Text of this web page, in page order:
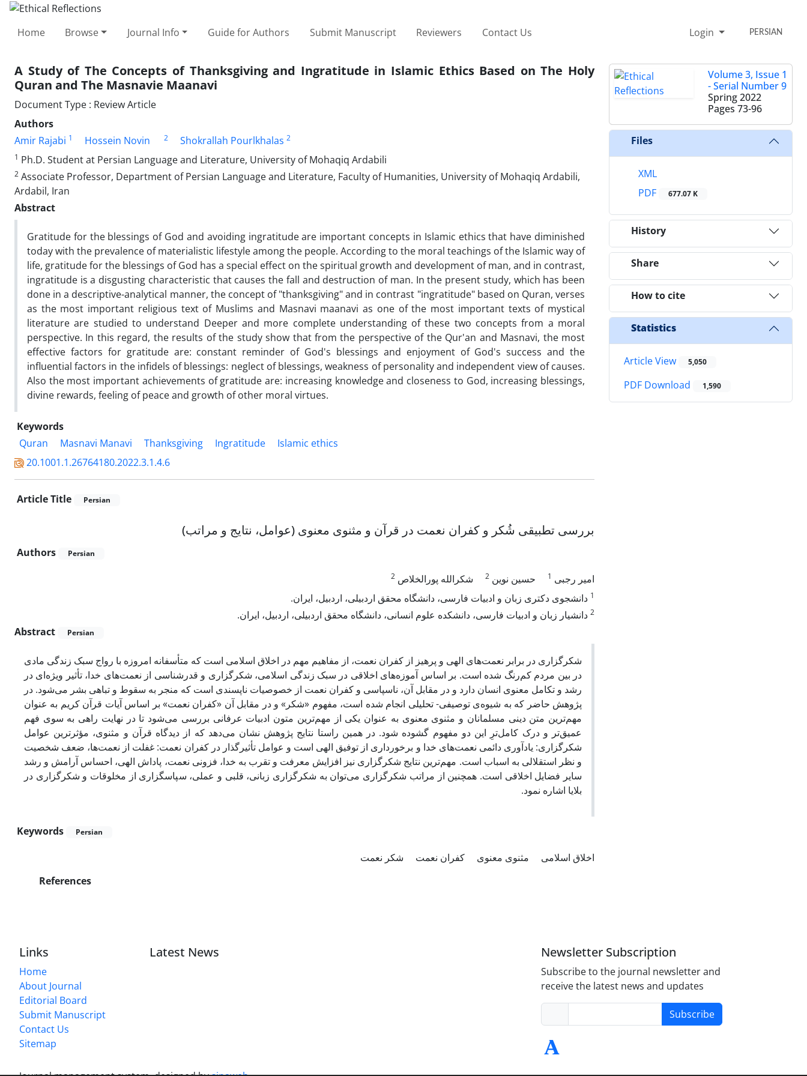
Home Browse Journal Info Guide for Authors Submit Manuscript Reviewers Contact Us Login PERSIAN
A Study of The Concepts of Thanksgiving and Ingratitude in Islamic Ethics Based on The Holy
Quran and The Masnavie Maanavi
Document Type : Review Article
Authors
Amir Rajabi 1 Hossein Novin 2 Shokrallah Pourlkhalas 2
1 Ph.D. Student at Persian Language and Literature, University of Mohaqiq Ardabili
2 Associate Professor, Department of Persian Language and Literature, Faculty of Humanities, University of Mohaqiq Ardabili,
Ardabil, Iran
Abstract
Gratitude for the blessings of God and avoiding ingratitude are important concepts in Islamic ethics that have diminished
today with the prevalence of materialistic lifestyle among the people. According to the moral teachings of the Islamic way of
life, gratitude for the blessings of God has a special effect on the spiritual growth and development of man, and in contrast,
ingratitude is a disgusting characteristic that causes the fall and destruction of man. In the present study, which has been
done in a descriptive-analytical manner, the concept of "thanksgiving" and in contrast "ingratitude" based on Quran, verses
as the most important religious text of Muslims and Masnavi maanavi as one of the most important texts of mystical
literature are studied to understand Deeper and more complete understanding of these two concepts from a moral
perspective. In this regard, the results of the study show that from the perspective of the Qur'an and Masnavi, the most
effective factors for gratitude are: constant reminder of God's blessings and enjoyment of God's success and the
influential factors in the infidels of blessings: neglect of blessings, weakness of personality and independent view of causes.
Also the most important achievements of gratitude are: increasing knowledge and closeness to God, increasing blessings,
divine rewards, feeling of peace and growth of other moral virtues.
Keywords
Quran
Masnavi Manavi Thanksgiving Ingratitude
Islamic ethics
20.1001.1.26764180.2022.3.1.4.6
Article Title Persian
بررسی تطبیقی شُکر و کفران نعمت در قرآن و مثنوی معنوی (عوامل، نتایج و مراتب)
Authors Persian
امیر رجبی 1 حسین نوین 2 شکرالله پورالخلاص 2
1 دانشجوی دکتری زبان و ادبیات فارسی، دانشگاه محقق اردبیلی، اردبیل، ایران.
2 دانشیار زبان و ادبیات فارسی، دانشکده علوم انسانی، دانشگاه محقق اردبیلی، اردبیل، ایران.
Abstract
Persian
شکرگزاری در برابر نعمت‌های الهی و پرهیز از کفران نعمت، از مفاهیم مهم در اخلاق اسلامی است که متأسفانه امروزه با رواج سبک زندگی مادی
در بین مردم کم‌رنگ شده است. بر اساس آموزه‌های اخلاقی در سبک زندگی اسلامی، شکرگزاری و قدرشناسی از نعمت‌های خدا، تأثیر ویژه‌ای در
رشد و تکامل معنوی انسان دارد و در مقابل آن، ناسپاسی و کفران نعمت از خصوصیات ناپسندی است که منجر به سقوط و تباهی بشر می‌شود. در
پژوهش حاضر که به شیوه‌ی توصیفی- تحلیلی انجام شده است، مفهوم «شکر» و در مقابل آن «کفران نعمت» بر اساس آیات قرآن کریم به عنوان
مهم‌ترین متن دینی مسلمانان و مثنوی معنوی به عنوان یکی از مهم‌ترین متون ادبیات عرفانی بررسی می‌شود تا در نهایت راهی به سوی فهم
عمیق‌‌تر و درک کامل‌‌ترِ این دو مفهوم گشوده شود. در همین راستا نتایج پژوهش نشان می‌دهد که از دیدگاه قرآن و مثنوی، مؤثرترین عوامل
شکرگزاری: یادآوری دائمی نعمت‌های خدا و برخورداری از توفیق الهی است و عوامل تأثیرگذار در کفران نعمت: غفلت از نعمت‌ها، ضعف شخصیت
و نظر استقلالی به اسباب است. مهم‌ترین نتایج شکرگزاری نیز افزایش معرفت و تقرب به خدا، فزونی نعمت، پاداش الهی، احساس آرامش و رشد
سایر فضایل اخلاقی است. همچنین از مراتب شکرگزاری می‌توان به شکرگزاری زبانی، قلبی و عملی، سپاسگزاری از مخلوقات و شکرگزاری در
بلایا اشاره نمود.
Keywords Persian
اخلاق اسلامی مثنوی معنوی کفران نعمت
شکر نعمت
References
Volume 3, Issue 1
- Serial Number 9
Spring 2022
Pages 73-96
Files
XML
PDF
677.07 K
History
Share
How to cite
Statistics
Article View 5,050
PDF Download 1,590
Links
Home
About Journal
Editorial Board
Submit Manuscript
Contact Us
Sitemap
Latest News Newsletter Subscription
Subscribe to the journal newsletter and
receive the latest news and updates
Subscribe